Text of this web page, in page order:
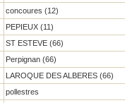
concoures (12)
PEPIEUX (11)
ST ESTEVE (66)
Perpignan (66)
LAROQUE DES ALBERES (66)
pollestres